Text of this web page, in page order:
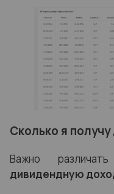
Сколько я
Важно
дивидендную